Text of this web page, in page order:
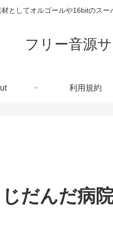
材としてオルゴールや16bitのスー
フリー音源
利用規約
じだんだ病